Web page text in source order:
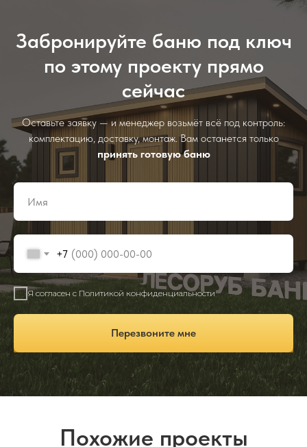
Забронируйте баню под ключ
по этому проекту прямо
сейчас
Оставьте заявку — и менеджер возьмёт всё под контроль:
комплектацию, доставку, монтаж. Вам останется только
принять готовую баню
+7
Я согласен с Политикой конфиденциальности
Перезвоните мне